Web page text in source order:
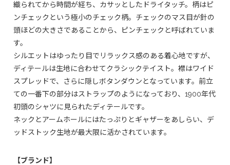
織られてから時間が経ち、カサッとしたドライタッチ。柄はピ
ンチェックという極小のチェック柄。チェックのマス目が針の
頭ほどの大きさであることから、ピンチェックと呼ばれていま
す。
シルエットはゆったり目でリラックス感のある着心地ですが、
ディテールは生地に合わせてクラシックテイスト。襟はワイド
スプレッドで、さらに隠しボタンダウンとなっています。前立
ての一番下の部分はストラップのようになっており、1900年代
初頭のシャツに見られたディテールです。
ネックとアームホールにはたっぷりとギャザーをあしらい、デ
ッドストック生地が最大限に活かされています。
【ブランド】